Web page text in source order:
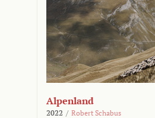
Alpenland
2022 / Robert Schabus